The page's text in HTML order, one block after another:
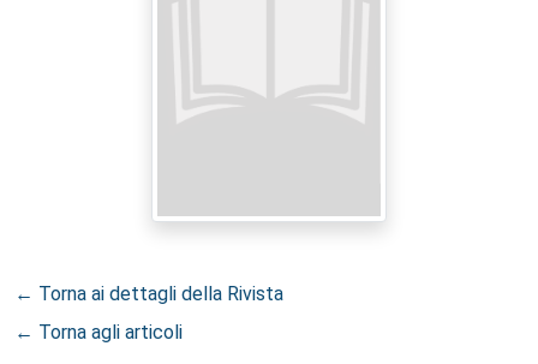
← Torna ai dettagli della Rivista
← Torna agli articoli